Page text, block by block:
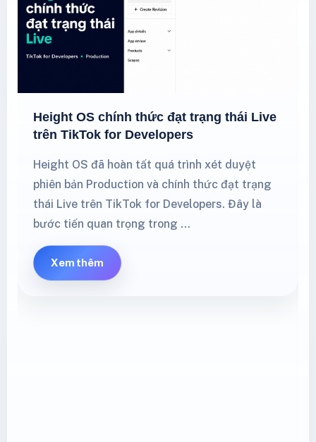
Height OS chính thức đạt trạng thái Live
trên TikTok for Developers
Height OS đã hoàn tất quá trình xét duyệt
phiên bản Production và chính thức đạt trạng
thái Live trên TikTok for Developers. Đây là
bước tiến quan trọng trong …
Xem thêm